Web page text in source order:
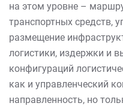
на этом уровне –
транспортных средств,
размещение
логистики, издержки и
конфигураций
как и управленческий
направленность, но